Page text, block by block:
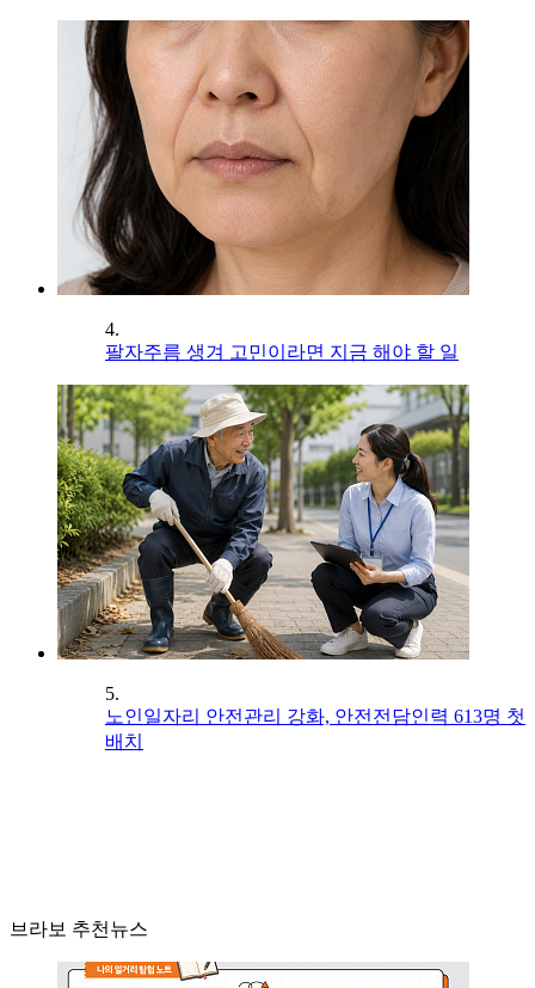
4.
팔자주름 생겨 고민이라면 지금 해야 할 일
5.
노인일자리 안전관리 강화, 안전전담인력 613명 첫
배치
브라보 추천뉴스